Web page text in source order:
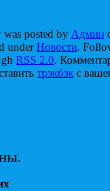
posted by Админ
underНовости.
RSS 2.0.
трэкбэк с